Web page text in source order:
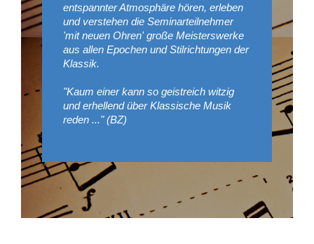
entspannter Atmosphäre hören, erleben
und verstehen die Seminarteilnehmer
'mit neuen Ohren' große Meisterswerke
aus allen Epochen und Stilrichtungen der
Klassik.
"Kaum einer kann so geistreich witzig
und erhellend über Klassische Musik
reden ..." (BZ)